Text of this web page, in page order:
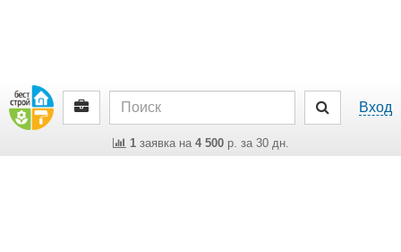
Вход
1заявка на 4 500р. за 30 дн.